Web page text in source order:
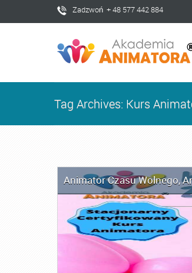
Zadzwoń + 48 577 442 884
Tag Archives: Kurs
Animator Czasu Wolnego,